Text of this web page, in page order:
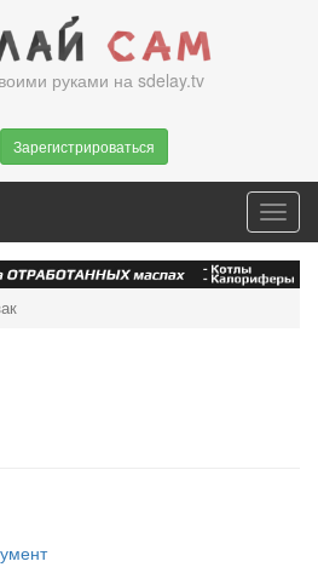
руками на sdelay.tv
Зарегистрироваться